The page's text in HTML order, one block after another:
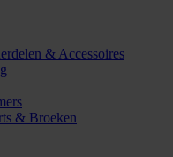
& Accessoires
& Broeken